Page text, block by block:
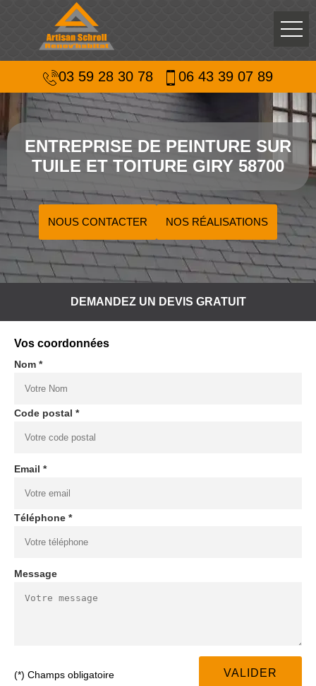
03 59 28 30 78 06 43 39 07 89
ENTREPRISE DE PEINTURE SUR
TUILE ET TOITURE GIRY 58700
NOUS CONTACTER NOS RÉALISATIONS
DEMANDEZ UN DEVIS GRATUIT
Vos coordonnées
Nom *
Code postal *
Email *
Téléphone *
Message
(*) Champs obligatoire